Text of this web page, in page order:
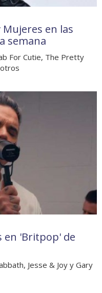
en las
semana
For Cutie, The Pretty
en 'Britpop' de
Jesse & Joy y Gary